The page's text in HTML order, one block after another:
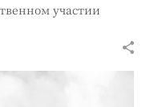
участии